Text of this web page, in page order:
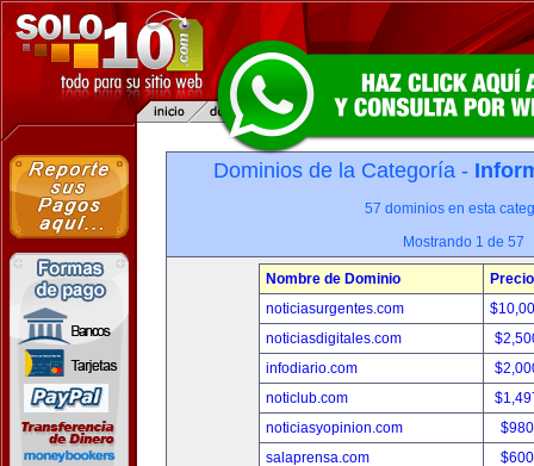
Dominios de la Categoría -
57 dominios en esta
Mostrando 1 de 57
Nombre de Dominio
Precio
noticiasurgentes.com
noticiasdigitales.com
infodiario.com
noticlub.com
noticiasyopinion.com
salaprensa.com